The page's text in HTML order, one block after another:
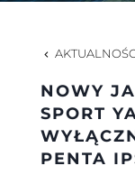
NOWY
SPORT
PENTA